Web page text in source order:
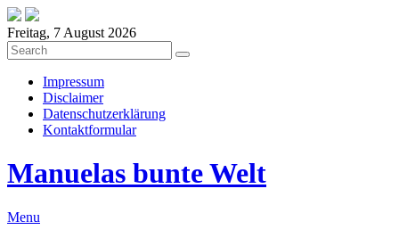
Freitag, 7 August 2026
Impressum
Disclaimer
Datenschutzerklärung
Kontaktformular
Manuelas bunte Welt
Menu